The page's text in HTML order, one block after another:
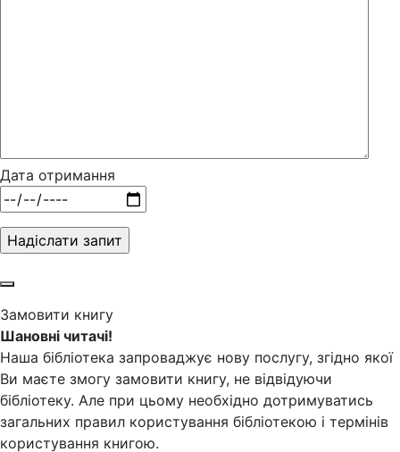
Дата отримання
Замовити книгу
Шановні читачі!
Наша бібліотека запроваджує нову послугу, згідно якої
Ви маєте змогу замовити книгу, не відвідуючи
бібліотеку. Але при цьому необхідно дотримуватись
загальних правил користування бібліотекою і термінів
користування книгою.